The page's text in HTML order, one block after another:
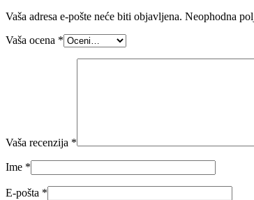
Vaša adresa e-pošte neće biti objavljena. Neophodna
Vaša ocena *
Vaša recenzija *
Ime *
E-pošta *